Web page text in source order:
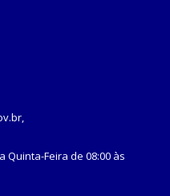
Feira de 08:00 às